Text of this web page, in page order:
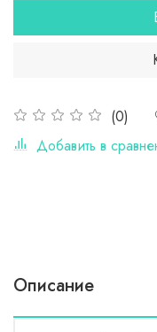
(0)
Добавить в
Описание